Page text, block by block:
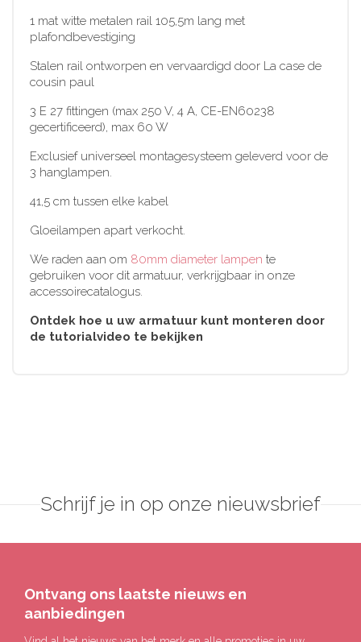
1 mat witte metalen rail 105,5m lang met
plafondbevestiging
Stalen rail ontworpen en vervaardigd door La case de
cousin paul
3 E 27 fittingen (max 250 V, 4 A, CE-EN60238
gecertificeerd), max 60 W
Exclusief universeel montagesysteem geleverd voor de
3 hanglampen.
41,5 cm tussen elke kabel
Gloeilampen apart verkocht.
We raden aan om 80mm diameter lampen te
gebruiken voor dit armatuur, verkrijgbaar in onze
accessoirecatalogus.
Ontdek hoe u uw armatuur kunt monteren door
de tutorialvideo te bekijken
Schrijf je in op onze nieuwsbrief
Ontvang ons laatste nieuws en
aanbiedingen